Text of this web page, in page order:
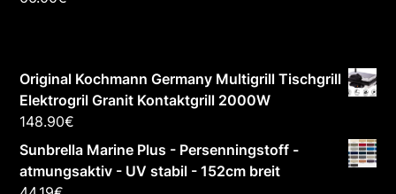
Original Kochmann Germany Multigrill Tischgrill
Elektrogril Granit Kontaktgrill 2000W
148.90€
Sunbrella Marine Plus - Persenningstoff -
atmungsaktiv - UV stabil - 152cm breit